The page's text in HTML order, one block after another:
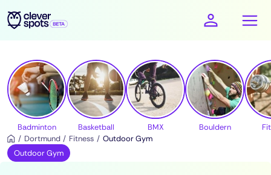
cleverspots - Sport
Badminton Basketball BMX Bouldern
Dortmund
Fitness
Outdoor Gym
Outdoor Gym